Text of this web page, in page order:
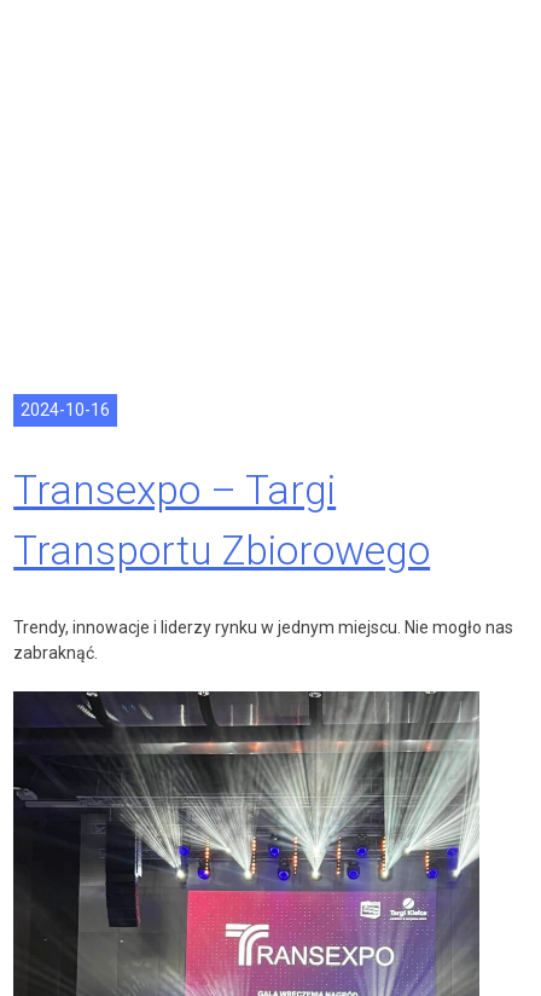
2024-10-16
Transexpo – Targi
Transportu Zbiorowego
Trendy, innowacje i liderzy rynku w jednym miejscu. Nie mogło nas
zabraknąć.